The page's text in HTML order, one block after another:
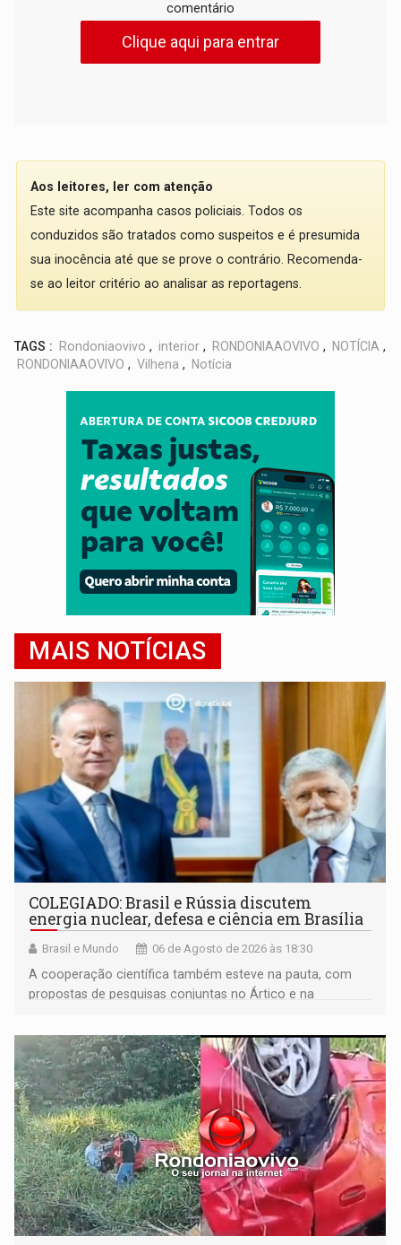
comentário
Clique aqui para entrar
Aos leitores, ler com atenção
Este site acompanha casos policiais. Todos os
conduzidos são tratados como suspeitos e é presumida
sua inocência até que se prove o contrário. Recomenda-
se ao leitor critério ao analisar as reportagens.
TAGS : Rondoniaovivo , interior , RONDONIAAOVIVO , NOTÍCIA ,
RONDONIAAOVIVO , Vilhena , Notícia
MAIS NOTÍCIAS
COLEGIADO: Brasil e Rússia discutem
energia nuclear, defesa e ciência em Brasília
Brasil e Mundo 06 de Agosto de 2026 às 18:30
A cooperação científica também esteve na pauta, com
propostas de pesquisas conjuntas no Ártico e na